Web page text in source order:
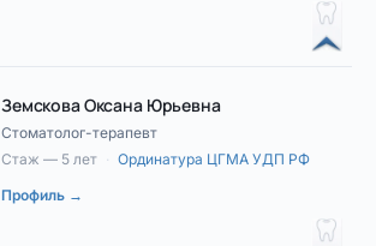
Земскова Оксана Юрьевна
Стоматолог-терапевт
Стаж — 5 лет · Ординатура ЦГМА УДП РФ
Профиль →